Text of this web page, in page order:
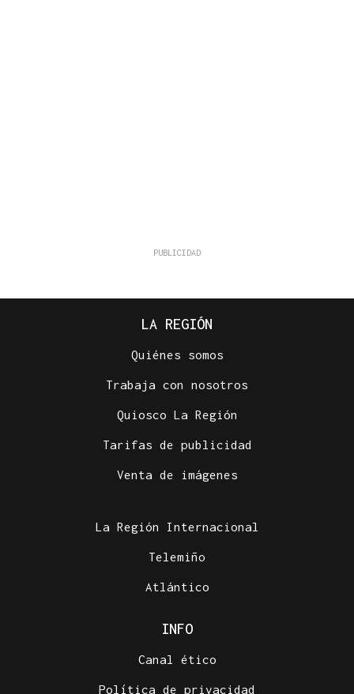
LA REGIÓN
Quiénes somos
Trabaja con nosotros
Quiosco La Región
Tarifas de publicidad
Venta de imágenes
La Región Internacional
Telemiño
Atlántico
INFO
Canal ético
Política de privacidad